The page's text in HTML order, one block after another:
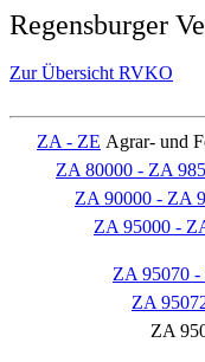
Regensburger
Zur Übersicht RVKO
ZA - ZE Agrar- und
ZA 80000 - ZA
ZA 90000 - ZA
ZA 95000 -
ZA 95070
ZA
ZA